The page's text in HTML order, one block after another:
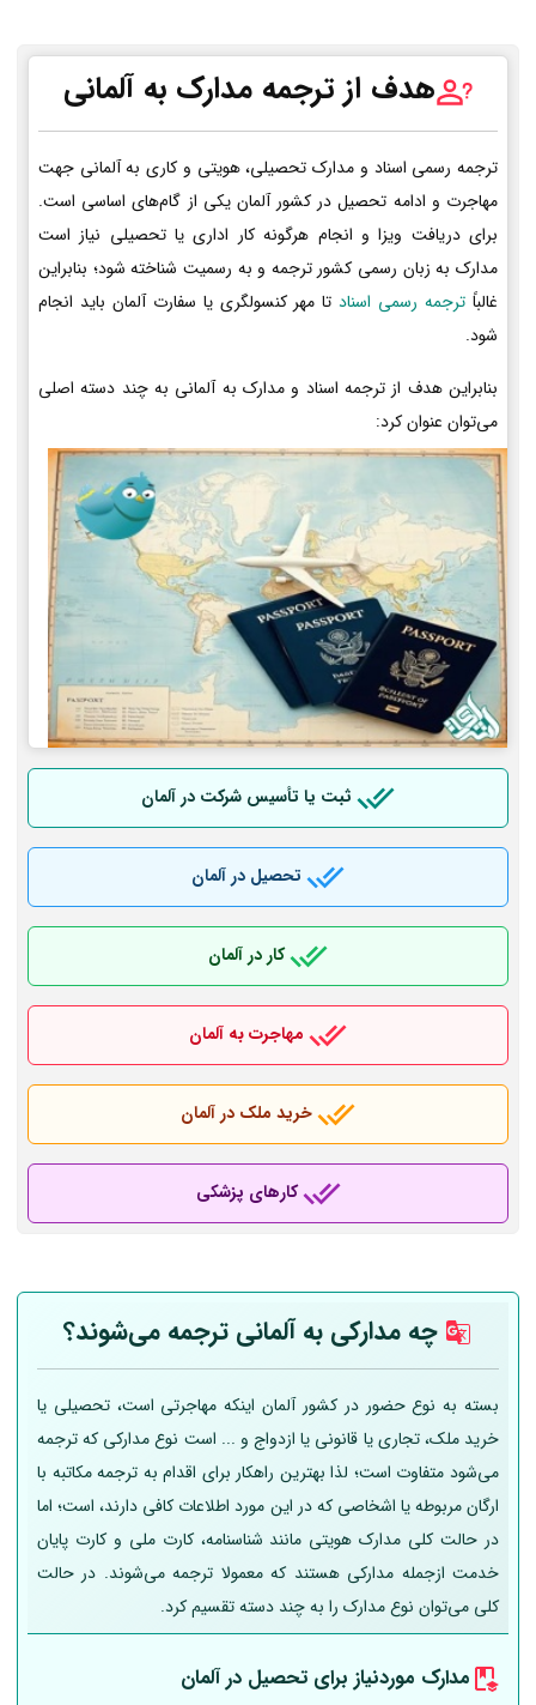
هدف از ترجمه مدارک به آلمانی
ترجمه رسمی اسناد و مدارک تحصیلی، هویتی و کاری به آلمانی جهت
مهاجرت و ادامه تحصیل در کشور آلمان یکی از گام‌های اساسی است.
برای دریافت ویزا و انجام هرگونه کار اداری یا تحصیلی نیاز است
مدارک به زبان رسمی کشور ترجمه و به رسمیت شناخته شود؛ بنابراین
غالباً ترجمه رسمی اسنادتا مهر کنسولگری یا سفارت آلمان باید انجام
شود.
بنابراین هدف از ترجمه اسناد و مدارک به آلمانی به چند دسته اصلی
می‌توان عنوان کرد:
ثبت یا تأسیس شرکت در آلمان
تحصیل در آلمان
کار در آلمان
مهاجرت به آلمان
خرید ملک در آلمان
کارهای پزشکی
چه مدارکی بهآلمانی ترجمه می‌شوند؟
بسته به نوع حضور در کشور آلمان اینکه مهاجرتی است، تحصیلی یا
خرید ملک، تجاری یا قانونی یا ازدواج و ... است نوع مدارکی که ترجمه
می‌شود متفاوت است؛ لذا بهترین راهکار برای اقدام به ترجمه مکاتبه با
ارگان مربوطه یا اشخاصی که در این مورد اطلاعات کافی دارند، است؛ اما
در حالت کلی مدارک هویتی مانند شناسنامه، کارت ملی و کارت پایان
خدمت ازجمله مدارکی هستند که معمولا ترجمه می‌شوند. در حالت
کلی می‌توان نوع مدارک را به چند دسته تقسیم کرد.
مدارک موردنیاز برای تحصیل درآلمان